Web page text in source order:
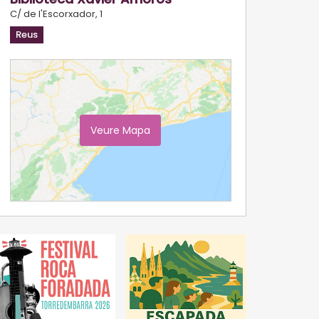
C/ de l'Escorxador, 1
Reus
Veure Mapa